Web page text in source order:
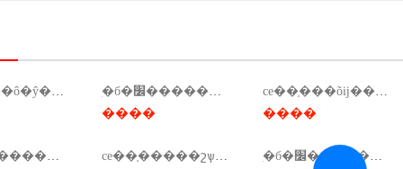
ce��֤���ô�ŷ��٣�ҽеce��֤���ô�ŷ���ǯ�� ִ�б�׼������ѯ��ִ�б�׼���ұ�׼��ѯ��
����
ce��֤���õĳ������̣�ce��֤����һ���ƕ���ǯ��
����
ִ�б�׼�������̣�ִ�б�׼��������ͼ�� ce��֤�����շѱ�׼���ϸ�ce��֤�����շѱ�׼�� ִ�б�׼������վ��ִ�б�׼������վ��